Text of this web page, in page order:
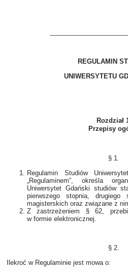
REGULAMIN
UNIWERSYTETU
Rozdział
Przepisy
§ 1.
Regulamin Studiów
„Regulaminem”, określa
Uniwersytet Gdański studiów
pierwszego stopnia,
magisterskich oraz związane z
Z zastrzeżeniem § 62,
w formie elektronicznej.
§ 2.
Ilekroć w Regulaminie jest mowa o: